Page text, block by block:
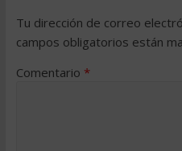
Tu dirección de correo
campos obligatorios están
Comentario *